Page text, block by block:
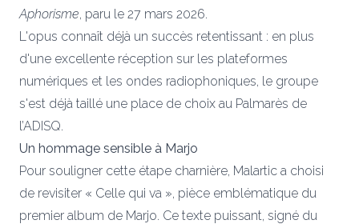
Aphorisme, paru le 27 mars 2026.
L'opus connaît déjà un succès retentissant : en plus
d'une excellente réception sur les plateformes
numériques et les ondes radiophoniques, le groupe
s'est déjà taillé une place de choix au Palmarès de
l’ADISQ.
Un hommage sensible à Marjo
Pour souligner cette étape charnière, Malartic a choisi
de revisiter « Celle qui va », pièce emblématique du
premier album de Marjo. Ce texte puissant, signé du